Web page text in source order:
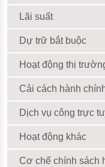
Lãi suất
Dự trữ bắt buộc
Hoạt động thị
Cải cách hành
Dịch vụ công trực
Hoạt động khác
Cơ chế chính sách